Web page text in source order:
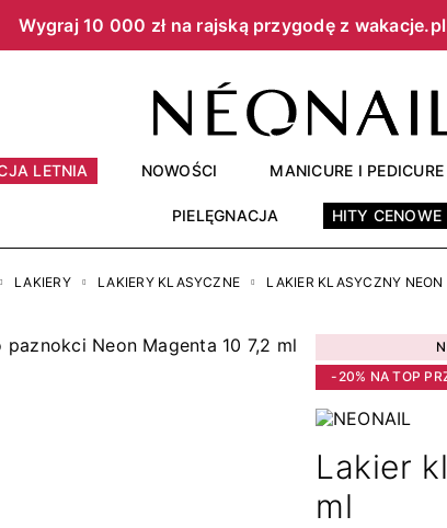
Wygraj 10 000 zł na rajską przygodę z
LETNIA NOWOŚCI MANICURE I PEDICURE
PIELĘGNACJA HITY CENOWE
LAKIERY LAKIERY KLASYCZNE LAKIER KLASYCZNY
-20% NA TOP
Lakier
ml